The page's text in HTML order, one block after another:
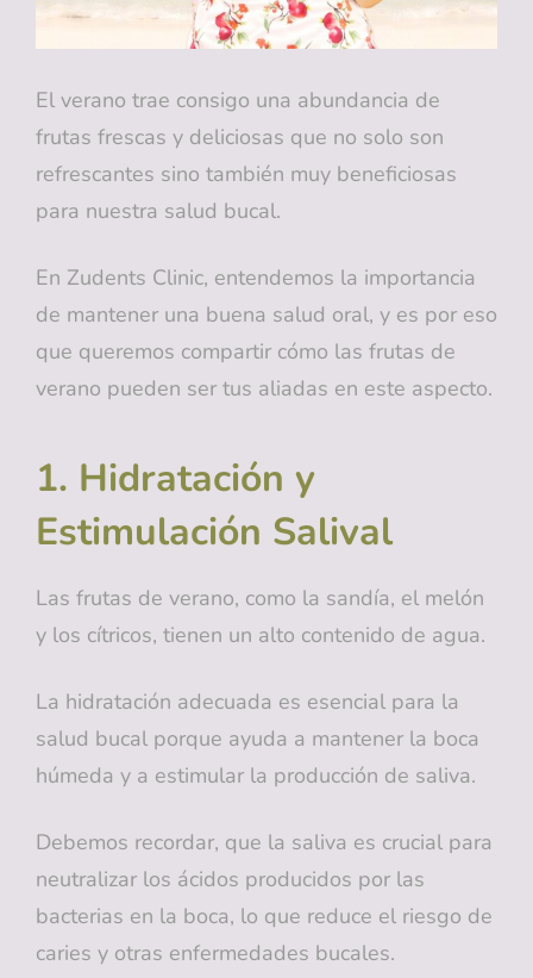
El verano trae consigo una abundancia de
frutas frescas y deliciosas que no solo son
refrescantes sino también muy beneficiosas
para nuestra salud bucal.
En Zudents Clinic, entendemos la importancia
de mantener una buena salud oral, y es por eso
que queremos compartir cómo las frutas de
verano pueden ser tus aliadas en este aspecto.
1. Hidratación y
Estimulación Salival
Las frutas de verano, como la sandía, el melón
y los cítricos, tienen un alto contenido de agua.
La hidratación adecuada es esencial para la
salud bucal porque ayuda a mantener la boca
húmeda y a estimular la producción de saliva.
Debemos recordar, que la saliva es crucial para
neutralizar los ácidos producidos por las
bacterias en la boca, lo que reduce el riesgo de
caries y otras enfermedades bucales.